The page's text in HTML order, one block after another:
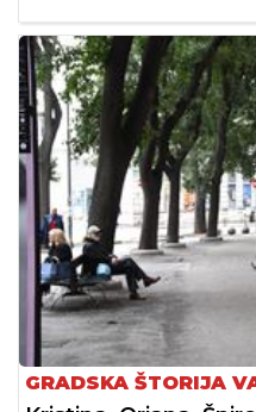
GRADSKA ŠTORIJA